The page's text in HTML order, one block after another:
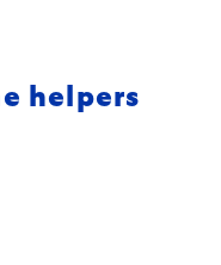
helpers